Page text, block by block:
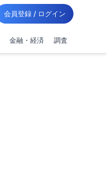
会員登録 / ログイン
金融・経済 調査